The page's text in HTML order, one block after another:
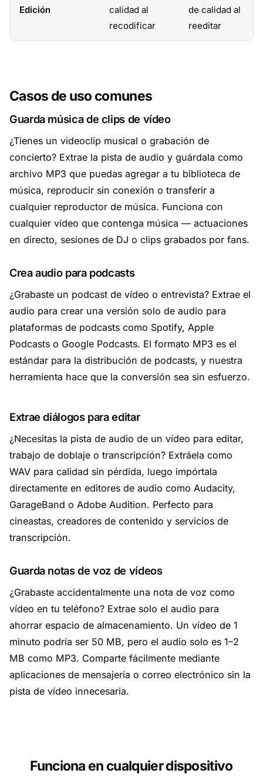
Edición
calidad al
recodificar
de calidad al
reeditar
Casos de uso comunes
Guarda música de clips de vídeo
¿Tienes un videoclip musical o grabación de
concierto? Extrae la pista de audio y guárdala como
archivo MP3 que puedas agregar a tu biblioteca de
música, reproducir sin conexión o transferir a
cualquier reproductor de música. Funciona con
cualquier vídeo que contenga música — actuaciones
en directo, sesiones de DJ o clips grabados por fans.
Crea audio para podcasts
¿Grabaste un podcast de vídeo o entrevista? Extrae el
audio para crear una versión solo de audio para
plataformas de podcasts como Spotify, Apple
Podcasts o Google Podcasts. El formato MP3 es el
estándar para la distribución de podcasts, y nuestra
herramienta hace que la conversión sea sin esfuerzo.
Extrae diálogos para editar
¿Necesitas la pista de audio de un vídeo para editar,
trabajo de doblaje o transcripción? Extráela como
WAV para calidad sin pérdida, luego impórtala
directamente en editores de audio como Audacity,
GarageBand o Adobe Audition. Perfecto para
cineastas, creadores de contenido y servicios de
transcripción.
Guarda notas de voz de vídeos
¿Grabaste accidentalmente una nota de voz como
vídeo en tu teléfono? Extrae solo el audio para
ahorrar espacio de almacenamiento. Un vídeo de 1
minuto podría ser 50 MB, pero el audio solo es 1–2
MB como MP3. Comparte fácilmente mediante
aplicaciones de mensajería o correo electrónico sin la
pista de vídeo innecesaria.
Funciona en cualquier dispositivo